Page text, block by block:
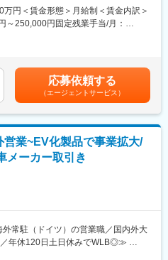
議事録を取っていただくなどから始
ていただきます。
本にある統括会社で勤務いただき、
送ることができる職場です。
りに取り組んでいます。GW休暇・夏
休暇・有給休暇制度あり。全ての従
務
アリングを通じて、要件に見合う製
タイルです。
よび代理店との同行営業 ・提案書、
のメンテナンス、改造、不具合対応
ィルム関連企業への提案活動
話での問い合わせ等に対応
性4名。20代～50代の社員が活躍中
円＜賃金形態＞月給制＜賃金内訳＞
～250,000円固定残業手当/月：
じて上下する可能性があります。月
表記です。
応募依頼する
（エージェントサービス）
営業~EV化製品で事業拡大/
メーカー取引き
常駐（ドイツ）の営業職／国内外大
年休120日土日休みでWLB◎≫